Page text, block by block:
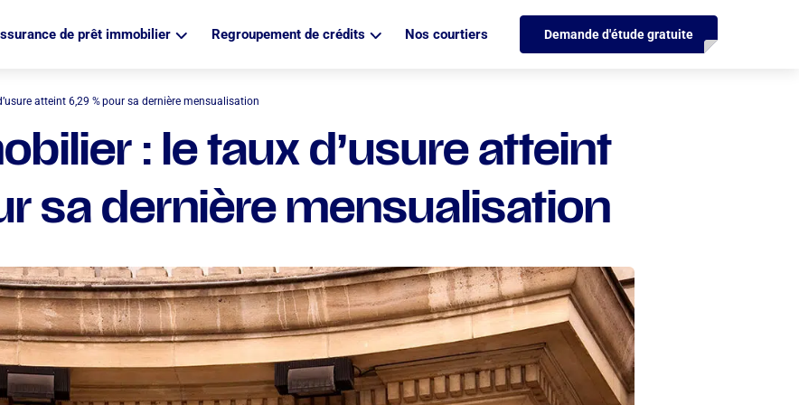
de prêt immobilier Regroupement de crédits Nos courtiers Demande d'étude gratuite
atteint 6,29 % pour sa dernière mensualisation
: le taux d’usure atteint
sa dernière mensualisation